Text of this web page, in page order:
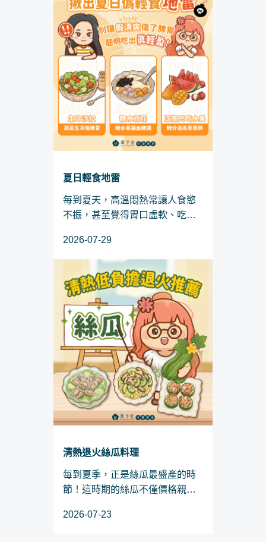
氣、積聚體內濕氣，讓代謝越跑
越...
夏日輕食地雷
每到夏天，高溫悶熱常讓人食慾
不振，甚至覺得胃口虛軟、吃什
制體重或追求清爽飲食的人，會
選擇沙拉、豆花或水果來代替正
餐。然而，這些看起來無負擔的
「輕食」，在中醫眼裡可能是...
2026-07-29
清熱退火絲瓜料理
每到夏季，正是絲瓜最盛產的時
節！這時期的絲瓜不僅價格親
自然甘甜。對於正在實行減重計
2026-07-23